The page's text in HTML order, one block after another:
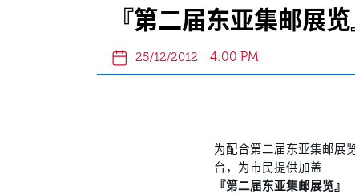
『第二届东亚集邮展
25/12/2012 4:00 PM
为配合第二届东亚集邮展
台，为市民提供加盖
『第二届东亚集邮展览』